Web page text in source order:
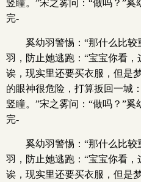
竖瞳。”宋之雾问：“做吗？”
完-
奚幼羽警惕：“那什么比
羽，防止她逃跑：“宝宝你看
诶，现实里还要买衣服，但是
的眼神很危险，打算扳回一城
竖瞳。”宋之雾问：“做吗？”
完-
奚幼羽警惕：“那什么比
羽，防止她逃跑：“宝宝你看
诶，现实里还要买衣服，但是